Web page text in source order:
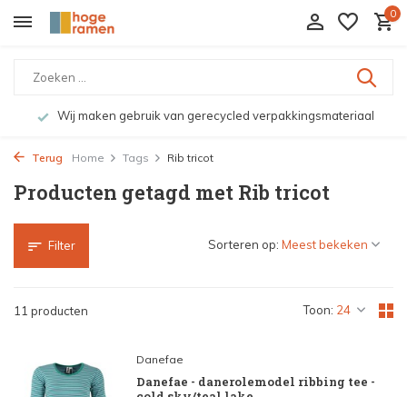
0
Wij maken gebruik van gerecycled verpakkingsmateriaal
Terug Home Tags Rib tricot
Producten getagd met Rib tricot
Filter
11 producten Toon:
Sorteren op:
Danefae
Danefae - danerolemodel ribbing tee -